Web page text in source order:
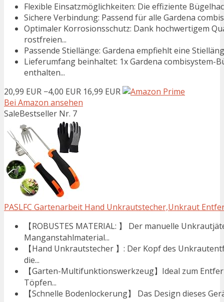
Flexible Einsatzmöglichkeiten: Die effiziente
Sichere Verbindung: Passend für alle Gardena
Optimaler Korrosionsschutz: Dank hochwertigem
rostfreien...
Passende Stiellänge: Gardena empfiehlt eine
Lieferumfang beinhaltet: 1x Gardena combisystem-
enthalten...
20,99 EUR −4,00 EUR 16,99 EUR
Bei Amazon ansehen
SaleBestseller Nr. 7
PASLFC Gartenarbeit Hand Unkrautstecher,Unkraut
【ROBUSTES MATERIAL: 】 Der manuelle
Manganstahlmaterial...
【Hand Unkrautstecher 】: Der Kopf des
die...
【Garten-Multifunktionswerkzeug】Ideal zum
Töpfen...
【Schnelle Bodenlockerung】 Das Design dieses